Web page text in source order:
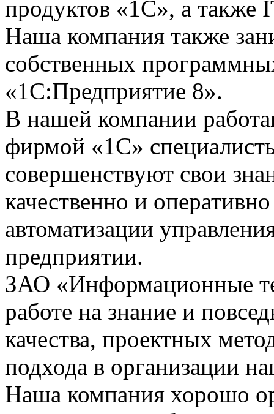
продуктов «1С», а также
Наша компания также
собственных
«1С:Предприятие 8».
В нашей компании
фирмой «1С»
совершенствуют свои
качественно и
автоматизации
предприятии.
ЗАО «Информационные
работе на знание и
качества, проектных
подхода в организации
Наша компания хорошо